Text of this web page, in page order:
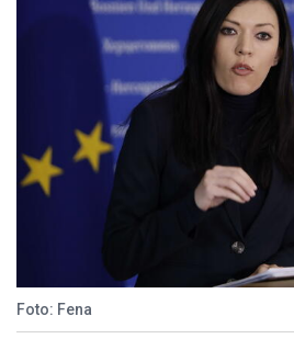
Foto: Fena